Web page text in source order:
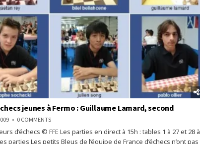
jeunes à Fermo : Guillaume Lamard, second
0 COMMENTSON
CHAMPIONNAT
D’EUROPE
d’échecs © FFE Les parties en direct à 15h : tables 1 à 27 et 28 à
parties Les petits Bleus de l’équipe de France d’échecs n’ont pas